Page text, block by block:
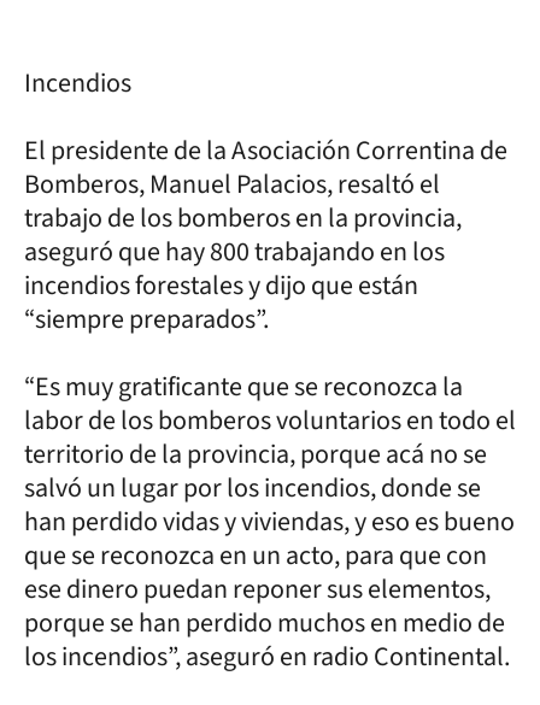
Incendios
El presidente de la Asociación Correntina de
Bomberos, Manuel Palacios, resaltó el
trabajo de los bomberos en la provincia,
aseguró que hay 800 trabajando en los
incendios forestales y dijo que están
“siempre preparados”.
“Es muy gratificante que se reconozca la
labor de los bomberos voluntarios en todo el
territorio de la provincia, porque acá no se
salvó un lugar por los incendios, donde se
han perdido vidas y viviendas, y eso es bueno
que se reconozca en un acto, para que con
ese dinero puedan reponer sus elementos,
porque se han perdido muchos en medio de
los incendios”, aseguró en radio Continental.